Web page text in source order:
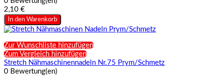
2,10 €
In den Warenkorb
Zur Wunschliste hinzufügen
Zum Vergleich hinzufügen
Stretch Nähmaschinennadeln Nr.75 Prym/Schmetz
0 Bewertung(en)